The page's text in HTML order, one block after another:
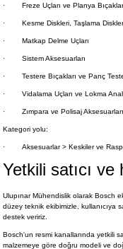
· Freze Uçları ve Planya
· Kesme Diskleri, Taşlama
· Matkap Delme Uçları
· Sistem Aksesuarları
· Testere Bıçakları ve Panç
· Vidalama Uçları ve Lokma
· Zımpara ve Polisaj Aksesuarları
Kategori yolu:
· Aksesuarlar > Keskiler ve
Yetkili satıcı ve
Ulupınar Mühendislik olarak Bosch
düzey teknik ekibimizle, kullanıcıya
destek veririz.
Bosch'un resmi kanallarında yetkili
malzemeye göre doğru modeli ve